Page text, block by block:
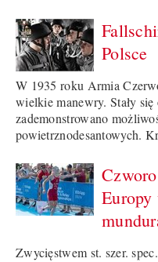
Polsce
W 1935 roku Armia
wielkie manewry. Stały się
zademonstrowano
powietrznodesantowych.
Europy
Zwycięstwem st. szer.